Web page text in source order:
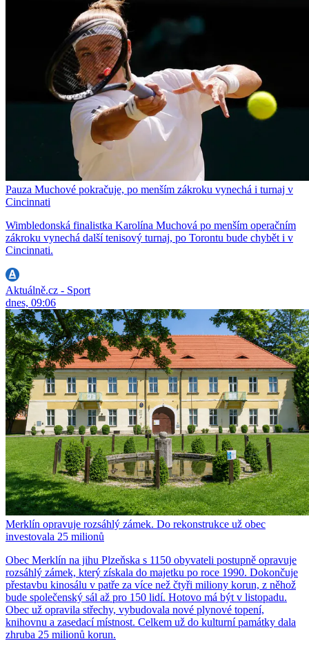
Pauza Muchové pokračuje, po menším zákroku vynechá i turnaj v
Cincinnati
Wimbledonská finalistka Karolína Muchová po menším operačním
zákroku vynechá další tenisový turnaj, po Torontu bude chybět i v
Cincinnati.
Aktuálně.cz - Sport
dnes, 09:06
Merklín opravuje rozsáhlý zámek. Do rekonstrukce už obec
investovala 25 milionů
Obec Merklín na jihu Plzeňska s 1150 obyvateli postupně opravuje
rozsáhlý zámek, který získala do majetku po roce 1990. Dokončuje
přestavbu kinosálu v patře za více než čtyři miliony korun, z něhož
bude společenský sál až pro 150 lidí. Hotovo má být v listopadu.
Obec už opravila střechy, vybudovala nové plynové topení,
knihovnu a zasedací místnost. Celkem už do kulturní památky dala
zhruba 25 milionů korun.